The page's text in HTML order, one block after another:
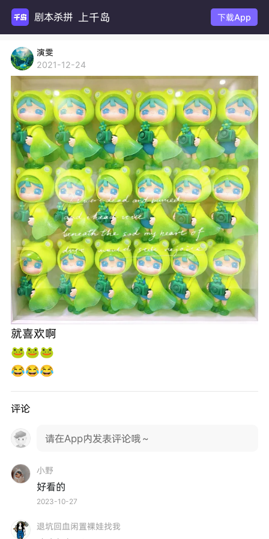
剧本 上千岛 下载App
演雯
2021-12-24
就喜欢啊
🐸🐸🐸
😂😂😂
评论
请在App内发表评论哦～
小野
好看的
2023-10-27
退坑回血闲置裸娃找我